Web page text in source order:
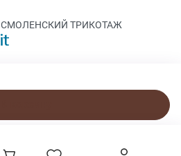
СМОЛЕНСКИЙ ТРИКОТАЖ